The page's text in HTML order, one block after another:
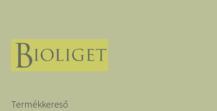
Termékkereső